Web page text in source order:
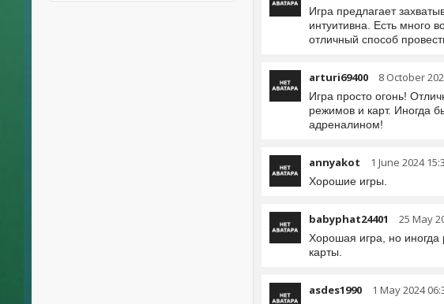
Игра предлагает
интуитивна. Есть много
отличный способ
arturi69400 8 October
Игра просто огонь!
режимов и карт. Иногда
адреналином!
annyakot 1 June 2024
Хорошие игры.
babyphat24401 25 May
Хорошая игра, но иногда
карты.
asdes1990 1 May 2024